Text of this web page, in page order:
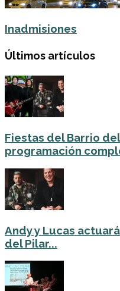
Inadmisiones
Últimos artículos
Fiestas del Barrio
programación
Andy y Lucas
del Pilar...